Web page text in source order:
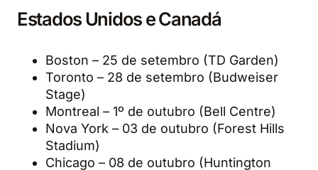
Estados Unidos e Canadá
Boston – 25 de setembro (TD Garden)
Toronto – 28 de setembro (Budweiser
Stage)
Montreal – 1º de outubro (Bell Centre)
Nova York – 03 de outubro (Forest Hills
Stadium)
Chicago – 08 de outubro (Huntington